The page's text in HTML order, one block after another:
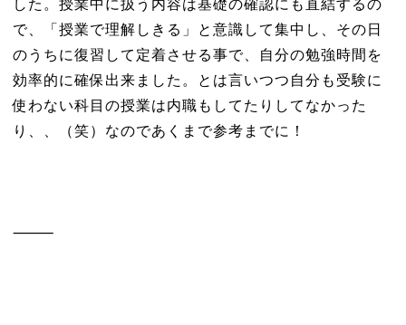
した。授業中に扱う内容は基礎の確認にも直結するの
で、「授業で理解しきる」と意識して集中し、その日
のうちに復習して定着させる事で、自分の勉強時間を
効率的に確保出来ました。とは言いつつ自分も受験に
使わない科目の授業は内職もしてたりしてなかった
り、、（笑）なのであくまで参考までに！
⸻